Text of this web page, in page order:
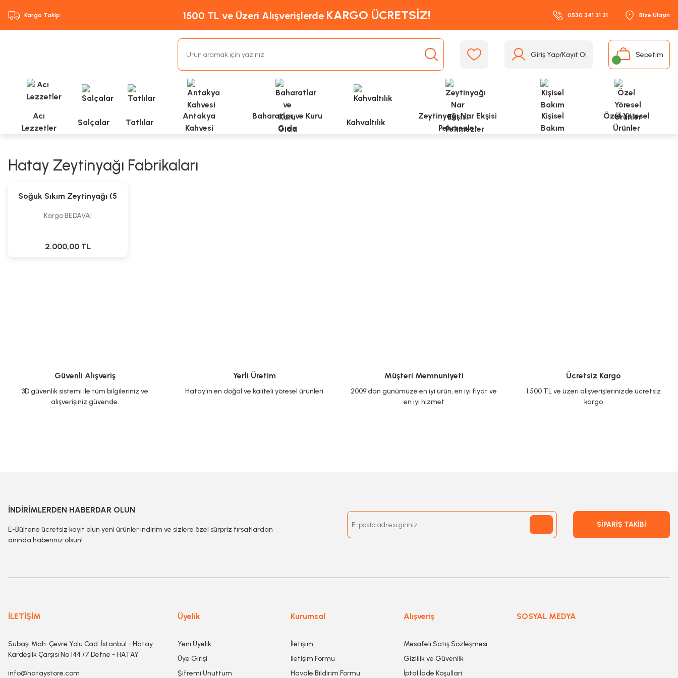
Kargo Takip 1500 TL ve Üzeri Alışverişlerde KARGO ÜCRETSİZ! 0530 341 31 31 Bize Ulaşın
Giriş Yap/Kayıt Ol Sepetim
Acı
Lezzetler
Salçalar Tatlılar
Antakya
Kahvesi
Baharatlar ve Kuru
Gıda
Kahvaltılık
Zeytinyağı Nar Ekşisi
Pekmezler
Kişisel
Bakım
Özel Yöresel
Ürünler
Hatay Zeytinyağı Fabrikaları
Soğuk Sıkım Zeytinyağı (5
Kargo BEDAVA!
2.000,00 TL
Güvenli Alışveriş
3D güvenlik sistemi ile tüm bilgileriniz ve
alışverişiniz güvende.
Yerli Üretim
Hatay'ın en doğal ve kaliteli yöresel ürünleri
Müşteri Memnuniyeti
2009'dan günümüze en iyi ürün, en iyi fiyat ve
en iyi hizmet
Ücretsiz Kargo
1.500 TL ve üzeri alışverişlerinizde ücretsiz
kargo
İNDİRİMLERDEN HABERDAR OLUN
E-Bültene ücretsiz kayıt olun yeni ürünler indirim ve sizlere özel sürpriz fırsatlardan
anında haberiniz olsun!
SİPARİŞ TAKİBİ
İLETİŞİM
Subaşı Mah. Çevre Yolu Cad. İstanbul - Hatay
Kardeşlik Çarşısı No 144 /7 Defne - HATAY
info@hataystore.com
Üyelik
Yeni Üyelik
Üye Girişi
Şifremi Unuttum
Kurumsal
İletişim
İletişim Formu
Havale Bildirim Formu
Alışveriş
Mesafeli Satış Sözleşmesi
Gizlilik ve Güvenlik
İptal İade Koşullari
SOSYAL MEDYA